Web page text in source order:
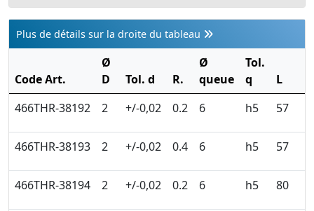
Plus de détails sur la droite du tableau
Code Art.
Ø
D
Tol. d R.
Ø
queue
Tol.
q
L
466THR-38192
2 +/-0,02 0.2 6 h5 57
466THR-38193 2 +/-0,02 0.4 6 h5 57
466THR-38194 2 +/-0,02 0.2 6 h5 80